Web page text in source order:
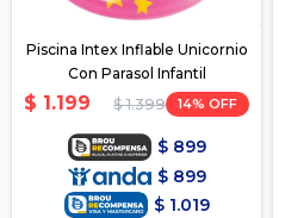
Piscina Intex Inflable Unicornio
Con Parasol Infantil
$ 1.199 $ 1.399 14
$ 899
$ 899
$ 1.019